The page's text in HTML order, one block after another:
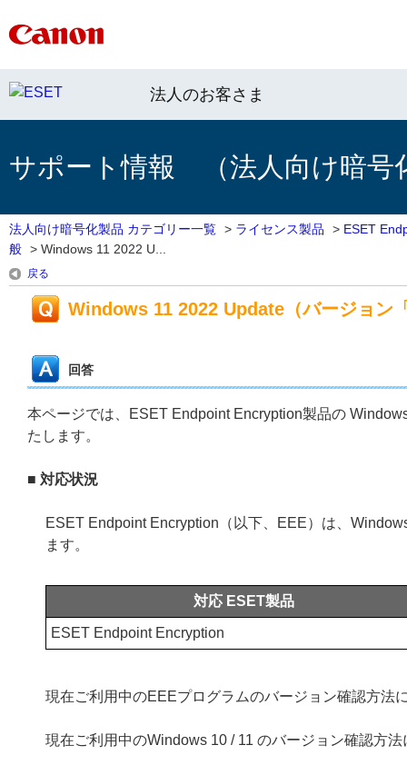
法人のお客さま
サポート情報 （法人向け暗号
法人向け暗号化製品 カテゴリー一覧 > ライセンス製品 > ESET
般 > Windows 11 2022 U...
戻る
Windows 11 2022 Update（バージョン
回答
本ページでは、ESET Endpoint Encryption製品の
たします。
■ 対応状況
ESET Endpoint Encryption（以下、EEE）は、
ます。
対応 ESET製品
ESET Endpoint Encryption
現在ご利用中のEEEプログラムのバージョン確認方法
現在ご利用中のWindows 10 / 11 のバージョン確認方